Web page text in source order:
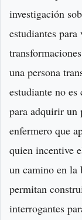
investigación
estudiantes
una persona
estudiante no
para adquirir un
enfermero que
quien incentive
un camino en la
permitan
interrogantes